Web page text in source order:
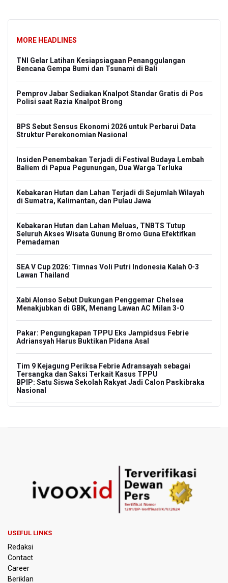
MORE HEADLINES
TNI Gelar Latihan Kesiapsiagaan Penanggulangan
Bencana Gempa Bumi dan Tsunami di Bali
Pemprov Jabar Sediakan Knalpot Standar Gratis di Pos
Polisi saat Razia Knalpot Brong
BPS Sebut Sensus Ekonomi 2026 untuk Perbarui Data
Struktur Perekonomian Nasional
Insiden Penembakan Terjadi di Festival Budaya Lembah
Baliem di Papua Pegunungan, Dua Warga Terluka
Kebakaran Hutan dan Lahan Terjadi di Sejumlah Wilayah
di Sumatra, Kalimantan, dan Pulau Jawa
Kebakaran Hutan dan Lahan Meluas, TNBTS Tutup
Seluruh Akses Wisata Gunung Bromo Guna Efektifkan
Pemadaman
SEA V Cup 2026: Timnas Voli Putri Indonesia Kalah 0-3
Lawan Thailand
Xabi Alonso Sebut Dukungan Penggemar Chelsea
Menakjubkan di GBK, Menang Lawan AC Milan 3-0
Pakar: Pengungkapan TPPU Eks Jampidsus Febrie
Adriansyah Harus Buktikan Pidana Asal
Tim 9 Kejagung Periksa Febrie Adransayah sebagai
Tersangka dan Saksi Terkait Kasus TPPU
BPIP: Satu Siswa Sekolah Rakyat Jadi Calon Paskibraka
Nasional
Pemprov DKI Jakarta Pastikan Data Pajak dan Aset
Daerah Aman dari Kebakaran Bapenda
Pertumbuhan Ekonomi 5,3 Persen Belum Cukup
Masih Selektif
Anggota DPR Desak Polisi Usut Tuntas Temuan Ratusan
USEFUL LINKS
Redaksi
Contact
Career
Beriklan